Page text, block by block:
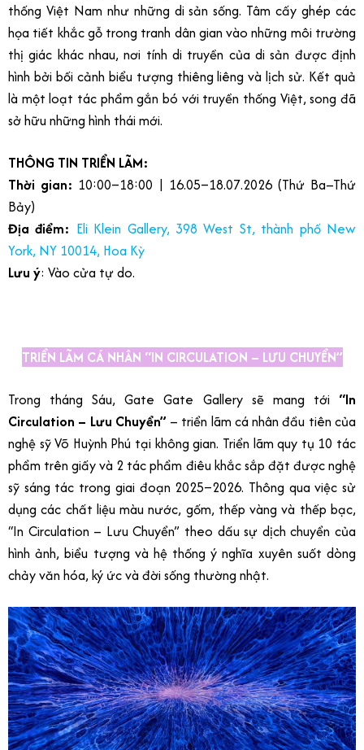
thống Việt Nam như những di sản sống. Tâm cấy ghép các
họa tiết khắc gỗ trong tranh dân gian vào những môi trường
thị giác khác nhau, nơi tính di truyền của di sản được định
hình bởi bối cảnh biểu tượng thiêng liêng và lịch sử. Kết quả
là một loạt tác phẩm gắn bó với truyền thống Việt, song đã
sở hữu những hình thái mới.
THÔNG TIN TRIỂN LÃM:
Thời gian: 10:00–18:00 | 16.05–18.07.2026 (Thứ Ba–Thứ
Bảy)
Địa điểm: Eli Klein Gallery, 398 West St, thành phố New
York, NY 10014, Hoa Kỳ
Lưu ý: Vào cửa tự do.
TRIỂN LÃM CÁ NHÂN “IN CIRCULATION – LƯU CHUYỂN”
Trong tháng Sáu, Gate Gate Gallery sẽ mang tới “In
Circulation – Lưu Chuyển” – triển lãm cá nhân đầu tiên của
nghệ sỹ Võ Huỳnh Phú tại không gian. Triển lãm quy tụ 10 tác
phẩm trên giấy và 2 tác phẩm điêu khắc sắp đặt được nghệ
sỹ sáng tác trong giai đoạn 2025–2026. Thông qua việc sử
dụng các chất liệu màu nước, gốm, thếp vàng và thếp bạc,
“In Circulation – Lưu Chuyển” theo dấu sự dịch chuyển của
hình ảnh, biểu tượng và hệ thống ý nghĩa xuyên suốt dòng
chảy văn hóa, ký ức và đời sống thường nhật.